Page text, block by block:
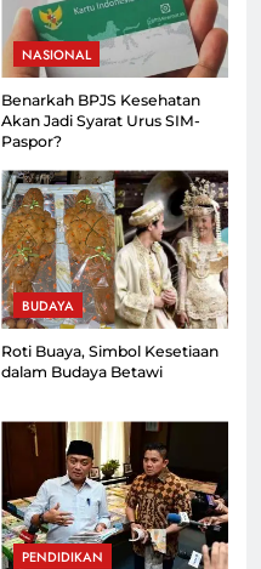
NASIONAL
Benarkah BPJS Kesehatan
Akan Jadi Syarat Urus SIM-
Paspor?
BUDAYA
Roti Buaya, Simbol Kesetiaan
dalam Budaya Betawi
PENDIDIKAN